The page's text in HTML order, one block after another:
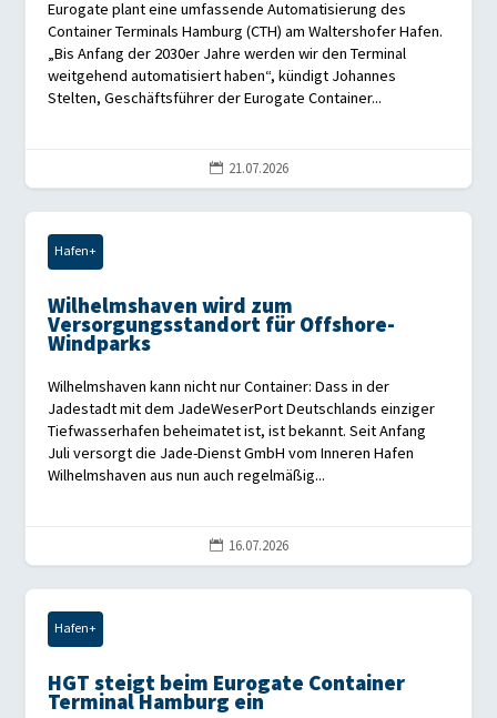
Eurogate plant eine umfassende Automatisierung des
Container Terminals Hamburg (CTH) am Waltershofer Hafen.
„Bis Anfang der 2030er Jahre werden wir den Terminal
weitgehend automatisiert haben“, kündigt Johannes
Stelten, Geschäftsführer der Eurogate Container...
 21.07.2026
Hafen+
Wilhelmshaven wird zum
Versorgungsstandort für Offshore-
Windparks
Wilhelmshaven kann nicht nur Container: Dass in der
Jadestadt mit dem JadeWeserPort Deutschlands einziger
Tiefwasserhafen beheimatet ist, ist bekannt. Seit Anfang
Juli versorgt die Jade-Dienst GmbH vom Inneren Hafen
Wilhelmshaven aus nun auch regelmäßig...
 16.07.2026
Hafen+
HGT steigt beim Eurogate Container
Terminal Hamburg ein